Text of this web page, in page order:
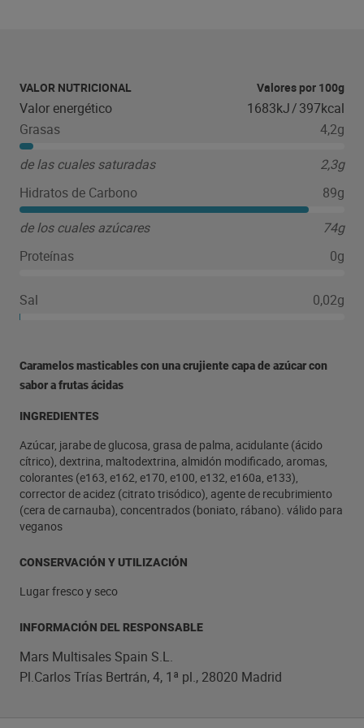
VALOR NUTRICIONAL Valores por 100g
Valor energético 1683kJ/397kcal
Grasas
4,2g
de las cuales saturadas
2,3g
Hidratos de Carbono
89g
de los cuales azúcares
74g
Proteínas
0g
Sal 0,02g
Caramelos masticables con una crujiente capa de azúcar con
sabor a frutas ácidas
INGREDIENTES
Azúcar, jarabe de glucosa, grasa de palma, acidulante (ácido
cítrico), dextrina, maltodextrina, almidón modificado, aromas,
colorantes (e163, e162, e170, e100, e132, e160a, e133),
corrector de acidez (citrato trisódico), agente de recubrimiento
(cera de carnauba), concentrados (boniato, rábano). válido para
veganos
CONSERVACIÓN Y UTILIZACIÓN
Lugar fresco y seco
INFORMACIÓN DEL RESPONSABLE
Mars Multisales Spain S.L.
Pl.Carlos Trías Bertrán, 4, 1ª pl., 28020 Madrid